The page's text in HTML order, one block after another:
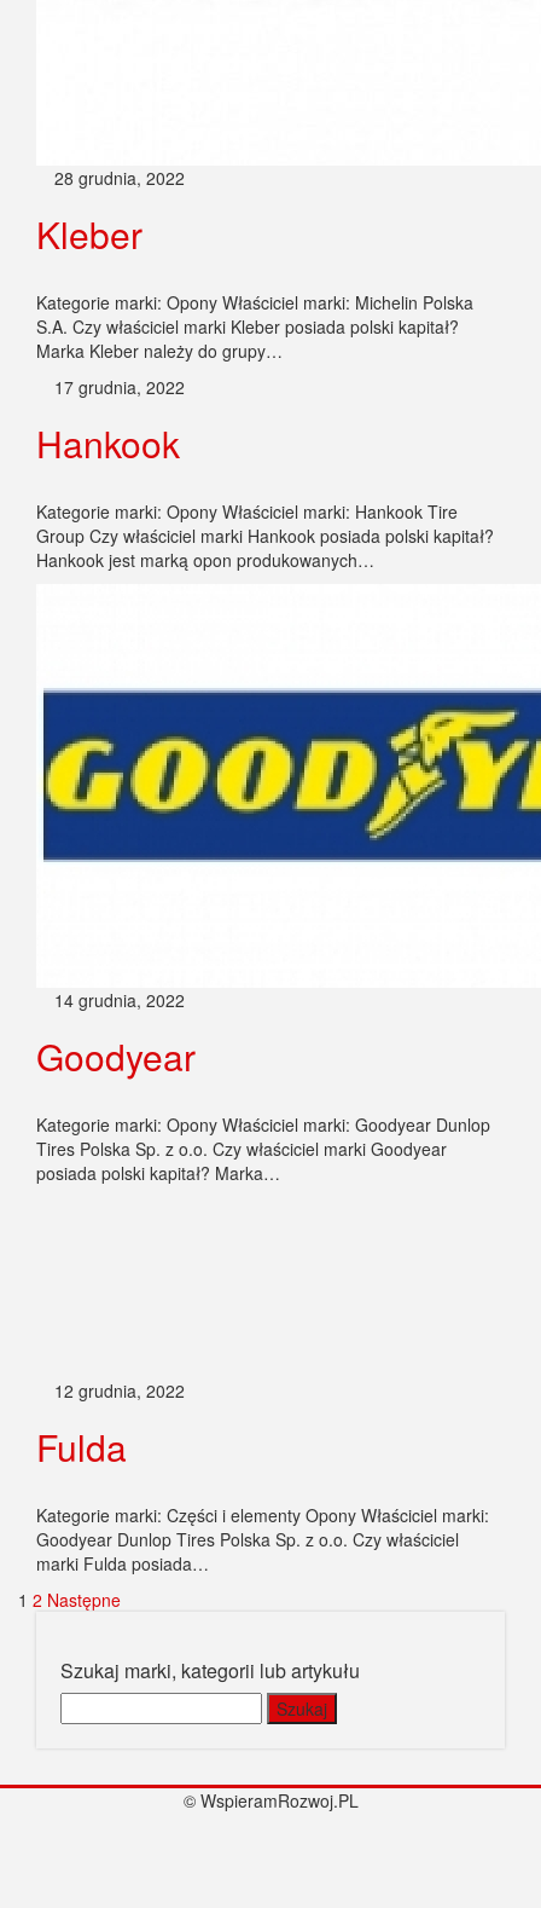
28 grudnia, 2022
Kleber
Kategorie marki: Opony Właściciel marki: Michelin Polska
S.A. Czy właściciel marki Kleber posiada polski kapitał?
Marka Kleber należy do grupy…
17 grudnia, 2022
Hankook
Kategorie marki: Opony Właściciel marki: Hankook Tire
Group Czy właściciel marki Hankook posiada polski kapitał?
Hankook jest marką opon produkowanych…
14 grudnia, 2022
Goodyear
Kategorie marki: Opony Właściciel marki: Goodyear Dunlop
Tires Polska Sp. z o.o. Czy właściciel marki Goodyear
posiada polski kapitał? Marka…
Goodyear Dunlop Tires Polska Sp. z o.o. Czy właściciel
marki Fulda posiada…
Stronicowanie
Następne
Szukaj marki, kategorii lub artykułu
Szukaj: